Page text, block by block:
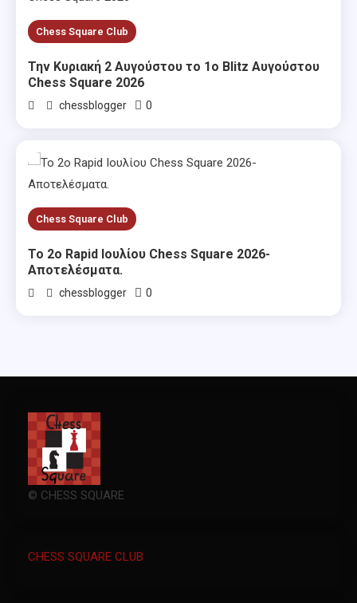
Chess Square Club
Την Κυριακή 2 Αυγούστου το 1ο Blitz Αυγούστου
Chess Square 2026
chessblogger 0
Chess Square Club
Το 2ο Rapid Ιουλίου Chess Square 2026-
Αποτελέσματα.
chessblogger 0
© CHESS SQUARE
CHESS SQUARE CLUB